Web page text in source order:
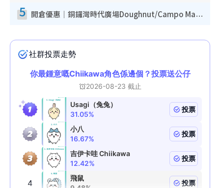
5 開倉優惠｜銅鑼灣時代廣場Doughnut/Campo Marzio開倉低至1折！背囊、書包、手袋劈價$200起